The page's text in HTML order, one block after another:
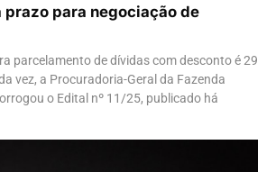
prazo para negociação de
parcelamento de dívidas com desconto é 29
vez, a Procuradoria-Geral da Fazenda
o Edital nº 11/25, publicado há